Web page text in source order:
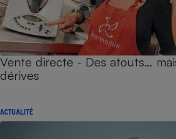
Vente directe - Des atouts…
dérives
ACTUALITÉ